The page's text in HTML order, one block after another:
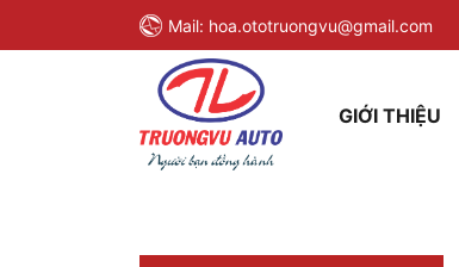
Mail: hoa.ototruongvu@gmail.com
GIỚI THIỆU